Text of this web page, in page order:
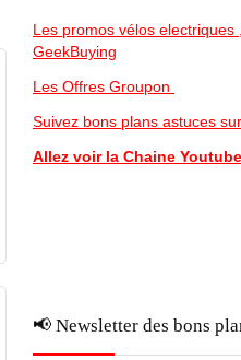
Les promos vélos electriques
GeekBuying
Les Offres Groupon
Suivez bons plans astuces
Allez voir la Chaine
📢 Newsletter des bons